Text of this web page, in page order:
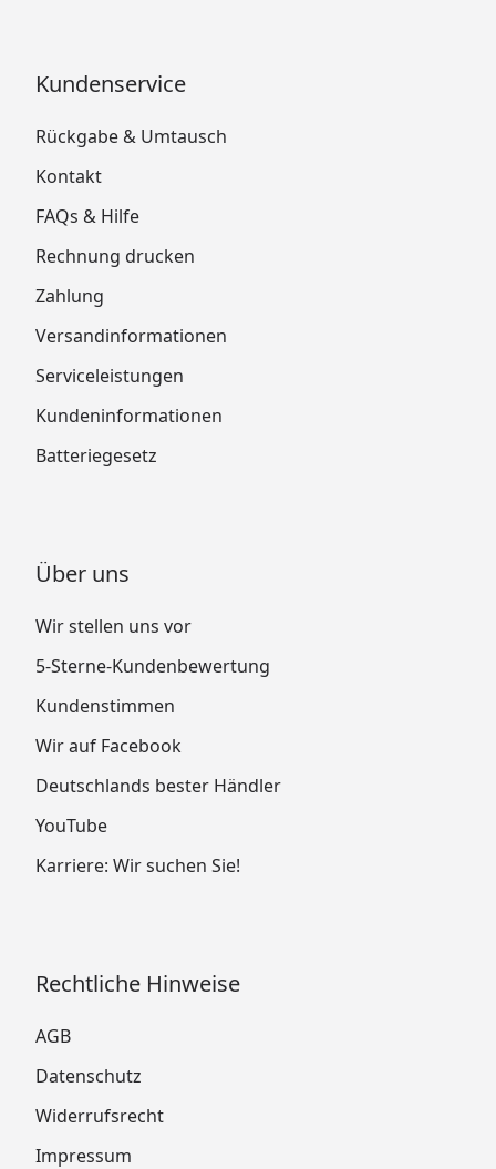
Kundenservice
Rückgabe & Umtausch
Kontakt
FAQs & Hilfe
Rechnung drucken
Zahlung
Versandinformationen
Serviceleistungen
Kundeninformationen
Batteriegesetz
Über uns
Wir stellen uns vor
5-Sterne-Kundenbewertung
Kundenstimmen
Wir auf Facebook
Deutschlands bester Händler
YouTube
Karriere: Wir suchen Sie!
Rechtliche Hinweise
AGB
Datenschutz
Widerrufsrecht
Impressum